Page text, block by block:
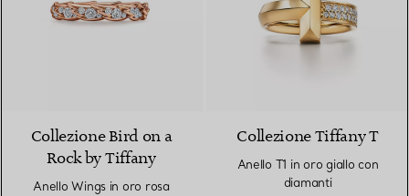
Collezione Bird on a
Rock by Tiffany
Anello Wings in oro rosa
Collezione Tiffany T
Anello T1 in oro giallo con
diamanti